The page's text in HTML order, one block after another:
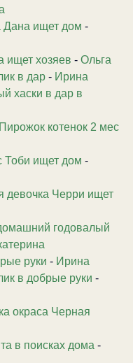
Дана ищет дом -
ищет хозяев - Ольга
в дар - Ирина
хаски в дар в
котенок 2 мес
Тоби ищет дом -
девочка Черри ищет
годовалый
руки - Ирина
в добрые руки -
окраса Черная
в поисках дома -